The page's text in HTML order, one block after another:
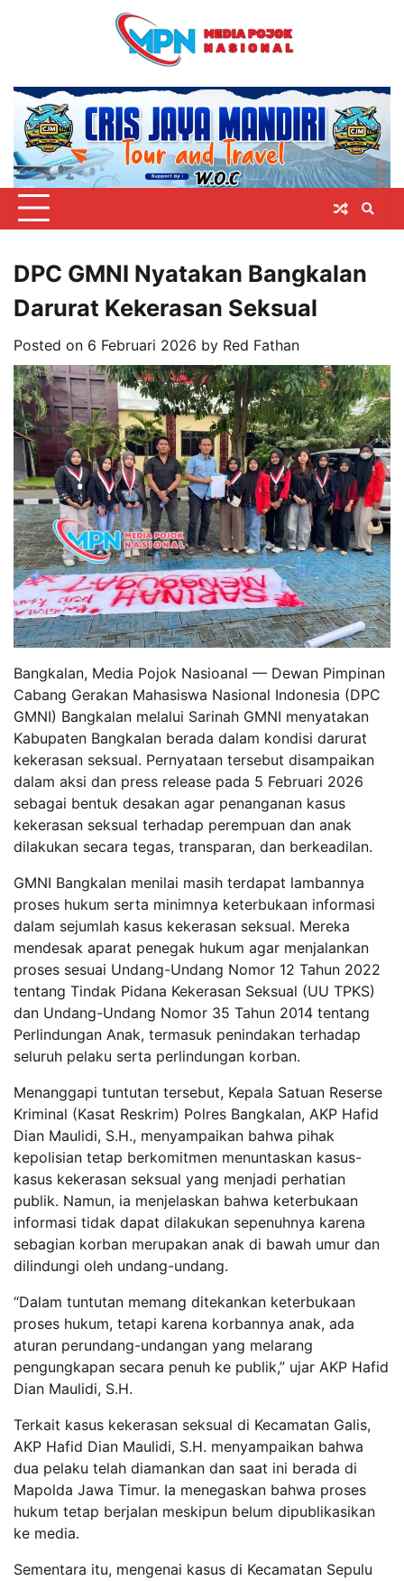
DPC GMNI Nyatakan Bangkalan
Darurat Kekerasan Seksual
Posted on 6 Februari 2026 by Red Fathan
Bangkalan, Media Pojok Nasioanal — Dewan Pimpinan
Cabang Gerakan Mahasiswa Nasional Indonesia (DPC
GMNI) Bangkalan melalui Sarinah GMNI menyatakan
Kabupaten Bangkalan berada dalam kondisi darurat
kekerasan seksual. Pernyataan tersebut disampaikan
dalam aksi dan press release pada 5 Februari 2026
sebagai bentuk desakan agar penanganan kasus
kekerasan seksual terhadap perempuan dan anak
dilakukan secara tegas, transparan, dan berkeadilan.
GMNI Bangkalan menilai masih terdapat lambannya
proses hukum serta minimnya keterbukaan informasi
dalam sejumlah kasus kekerasan seksual. Mereka
mendesak aparat penegak hukum agar menjalankan
proses sesuai Undang-Undang Nomor 12 Tahun 2022
tentang Tindak Pidana Kekerasan Seksual (UU TPKS)
dan Undang-Undang Nomor 35 Tahun 2014 tentang
Perlindungan Anak, termasuk penindakan terhadap
seluruh pelaku serta perlindungan korban.
Menanggapi tuntutan tersebut, Kepala Satuan Reserse
Kriminal (Kasat Reskrim) Polres Bangkalan, AKP Hafid
Dian Maulidi, S.H., menyampaikan bahwa pihak
kepolisian tetap berkomitmen menuntaskan kasus-
kasus kekerasan seksual yang menjadi perhatian
publik. Namun, ia menjelaskan bahwa keterbukaan
informasi tidak dapat dilakukan sepenuhnya karena
sebagian korban merupakan anak di bawah umur dan
dilindungi oleh undang-undang.
“Dalam tuntutan memang ditekankan keterbukaan
proses hukum, tetapi karena korbannya anak, ada
aturan perundang-undangan yang melarang
pengungkapan secara penuh ke publik,” ujar AKP Hafid
Dian Maulidi, S.H.
Terkait kasus kekerasan seksual di Kecamatan Galis,
AKP Hafid Dian Maulidi, S.H. menyampaikan bahwa
dua pelaku telah diamankan dan saat ini berada di
Mapolda Jawa Timur. Ia menegaskan bahwa proses
hukum tetap berjalan meskipun belum dipublikasikan
ke media.
Sementara itu, mengenai kasus di Kecamatan Sepulu